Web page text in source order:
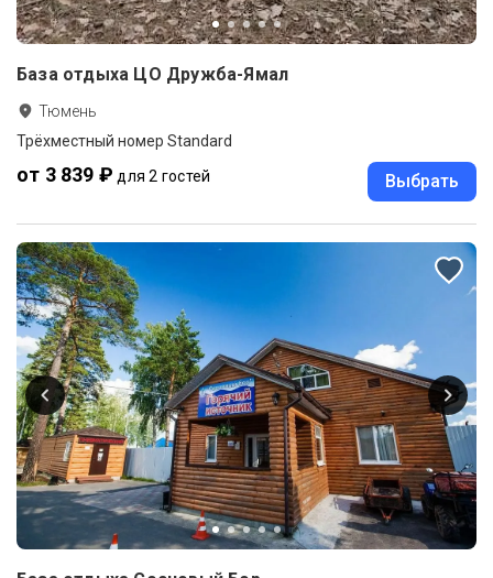
База отдыха ЦО Дружба-Ямал
Тюмень
Трёхместный номер Standard
от 3 839 ₽ для 2 гостей Выбрать